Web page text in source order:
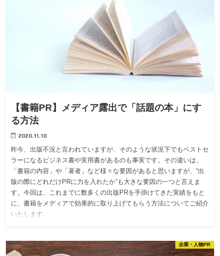
【書籍PR】メディア露出で「話題の本」にす
る方法
2020.11.10
昨今、出版不況と言われていますが、そのような状況下でもベストセ
ラーになるビジネス書や実用書があるのも事実です。その違いは、
「書籍の内容」や「著者」など様々な要因があると思いますが、“出
版の際にどれだけPRに力を入れたか”も大きな要因の一つと言えま
す。今回は、これまでに数多くの出版PRを手掛けてきた実績をもと
に、書籍をメディアで効果的に取り上げてもらう方法についてご紹介
いたします。
企業・人物PR